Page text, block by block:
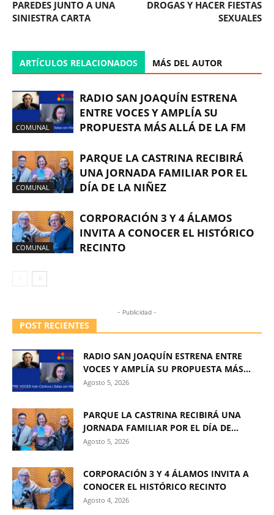
PAREDES JUNTO A UNA
SINIESTRA CARTA
DROGAS Y HACER FIESTAS
SEXUALES
ARTÍCULOS RELACIONADOS MÁS DEL AUTOR
COMUNAL
RADIO SAN JOAQUÍN ESTRENA
ENTRE VOCES Y AMPLÍA SU
PROPUESTA MÁS ALLÁ DE LA FM
COMUNAL
PARQUE LA CASTRINA RECIBIRÁ
UNA JORNADA FAMILIAR POR EL
DÍA DE LA NIÑEZ
COMUNAL
CORPORACIÓN 3 Y 4 ÁLAMOS
INVITA A CONOCER EL HISTÓRICO
RECINTO
- Publicidad -
POST RECIENTES
RADIO SAN JOAQUÍN ESTRENA ENTRE
VOCES Y AMPLÍA SU PROPUESTA MÁS...
Agosto 5, 2026
PARQUE LA CASTRINA RECIBIRÁ UNA
JORNADA FAMILIAR POR EL DÍA DE...
Agosto 5, 2026
CORPORACIÓN 3 Y 4 ÁLAMOS INVITA A
CONOCER EL HISTÓRICO RECINTO
Agosto 4, 2026